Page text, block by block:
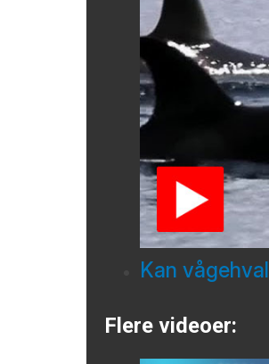
Kan
Flere videoer: